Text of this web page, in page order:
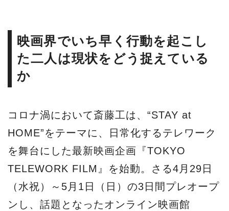
映画界でいち早く行動を起こし
た二人は現状をどう捉えている
か
コロナ渦において斎藤工は、“STAY at
HOME”をテーマに、日常化するテレワーク
を舞台にした最新映画企画『TOKYO
TELEWORK FILM』を始動。さる4月29日
（水祝）～5月1日（日）の3日間プレオープ
ンし、話題となったオンライン映画館